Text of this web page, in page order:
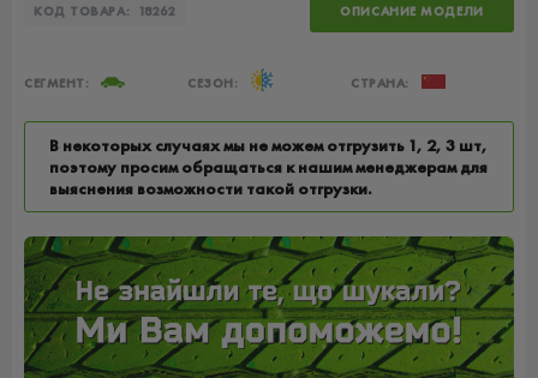
КОД ТОВАРА: 18262 ОПИСАНИЕ МОДЕЛИ
СЕГМЕНТ: СЕЗОН: СТРАНА:
В некоторых случаях мы не можем отгрузить 1, 2, 3 шт,
поэтому просим обращаться к нашим менеджерам для
выяснения возможности такой отгрузки.